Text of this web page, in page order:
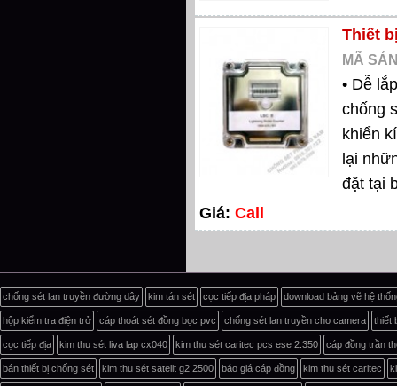
Thiết
MÃ
• Dễ
chống
khiển
lại
đặt tại
Giá: Call
chống sét lan truyền đường dây kim tán sét cọc tiếp địa pháp download bảng vẽ hệ
hộp kiểm tra điện trở cáp thoát sét đồng bọc pvc chống sét lan truyền cho camera thiết
cọc tiếp địa kim thu sét liva lap cx040 kim thu sét caritec pcs ese 2.350 cáp đồng trần
bán thiết bị chống sét kim thu sét satelit g2 2500 báo giá cáp đồng kim thu sét caritec